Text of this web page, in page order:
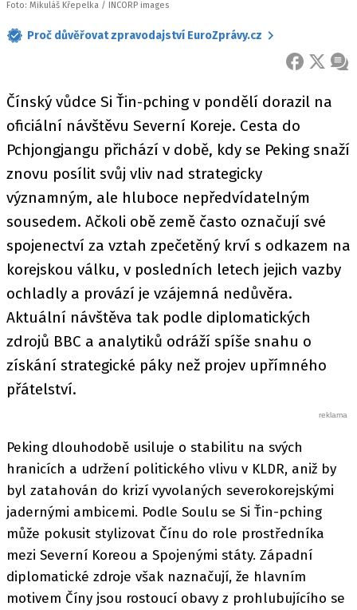
Foto: Mikuláš Křepelka / INCORP images
Proč důvěřovat zpravodajství EuroZprávy.cz
FACEBOOK
X
Čínský vůdce Si Ťin-pching v pondělí dorazil na
oficiální návštěvu Severní Koreje. Cesta do
Pchjongjangu přichází v době, kdy se Peking snaží
znovu posílit svůj vliv nad strategicky
významným, ale hluboce nepředvídatelným
sousedem. Ačkoli obě země často označují své
spojenectví za vztah zpečetěný krví s odkazem na
korejskou válku, v posledních letech jejich vazby
ochladly a provází je vzájemná nedůvěra.
Aktuální návštěva tak podle diplomatických
zdrojů BBC a analytiků odráží spíše snahu o
získání strategické páky než projev upřímného
přátelství.
Peking dlouhodobě usiluje o stabilitu na svých
hranicích a udržení politického vlivu v KLDR, aniž by
byl zatahován do krizí vyvolaných severokorejskými
jadernými ambicemi. Podle Soulu se Si Ťin-pching
může pokusit stylizovat Čínu do role prostředníka
mezi Severní Koreou a Spojenými státy. Západní
diplomatické zdroje však naznačují, že hlavním
motivem Číny jsou rostoucí obavy z prohlubujícího se